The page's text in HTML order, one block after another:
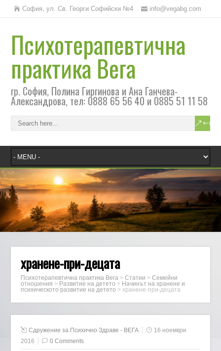
София, ул. Св. Георги Софийски №4 info@vegabg.com
Психотерапевтична
практика Вега
гр. София, Полина Гиргинова и Ана Ганчева-
Александрова, тел: 0888 65 56 40 и 0885 51 11 58
хранене-при-децата
Психотерапевтична практика Вега >Статии >Семейни
отношения > Развитие на детето > Начинът на хранене и
психическото развитие на детето >хранене-при-децата
Сдружение за Психично Здраве - ВЕГА
16 ноември
2016
0 Comments